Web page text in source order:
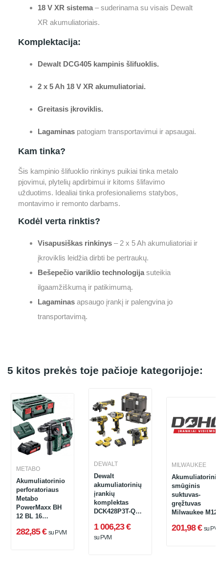
18 V XR sistema – suderinama su visais Dewalt
XR akumuliatoriais.
Komplektacija:
Dewalt DCG405 kampinis šlifuoklis.
2 x 5 Ah 18 V XR akumuliatoriai.
Greitasis įkroviklis.
Lagaminas patogiam transportavimui ir apsaugai.
Kam tinka?
Šis kampinio šlifuoklio rinkinys puikiai tinka metalo
pjovimui, plytelių apdirbimui ir kitoms šlifavimo
užduotims. Idealiai tinka profesionaliems statybos,
montavimo ir remonto darbams.
Kodėl verta rinktis?
Visapusiškas rinkinys – 2 x 5 Ah akumuliatoriai ir
įkroviklis leidžia dirbti be pertraukų.
Bešepečio variklio technologija suteikia
ilgaamžiškumą ir patikimumą.
Lagaminas apsaugo įrankį ir palengvina jo
transportavimą.
5 kitos prekės toje pačioje kategorijoje:
METABO
Akumuliatorinio
perforatoriaus
Metabo
PowerMaxx BH
12 BL 16
rinkinys, 12 V,
282,85 € su PVM
DEWALT
Dewalt
akumuliatorinių
įrankių
komplektas
DCK428P3T-QW,
1 006,23 €
su PVM
MILWAUKEE
smūginis
suktuvas-
gręžtuvas
Milwaukee M12
201,98 € su